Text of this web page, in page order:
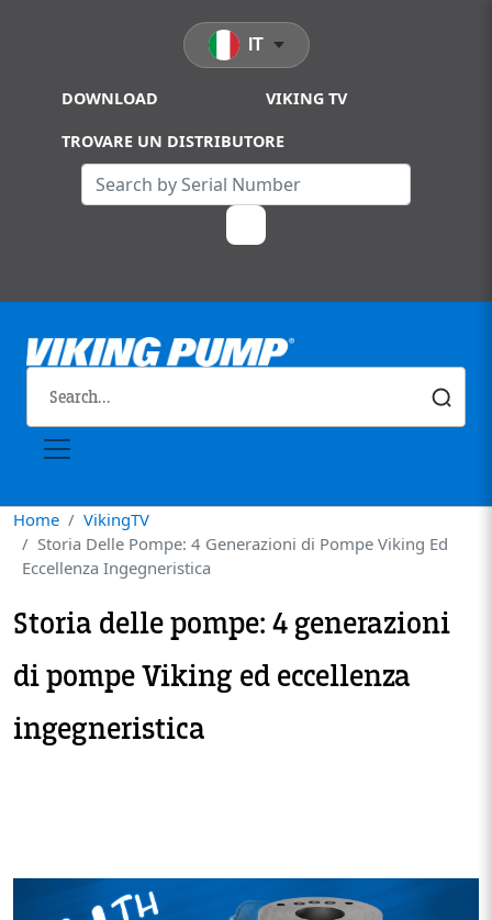
DOWNLOAD VIKING TV
TROVARE UN DISTRIBUTORE
IT
Home
VikingTV
Storia Delle Pompe: 4 Generazioni di Pompe Viking Ed
Eccellenza Ingegneristica
Storia delle pompe: 4 generazioni
di pompe Viking ed eccellenza
ingegneristica